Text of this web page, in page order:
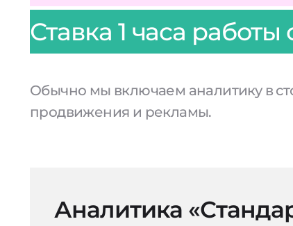
Ставка 1 часа
Обычно мы включаем аналитику в
продвижения и рекламы.
Аналитика